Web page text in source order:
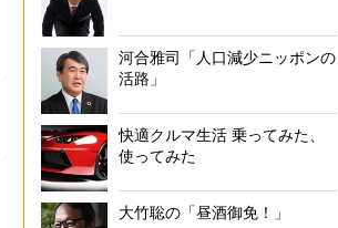
河合雅司「人口減少ニッポンの
活路」
快適クルマ生活 乗ってみた、
使ってみた
大竹聡の「昼酒御免！」